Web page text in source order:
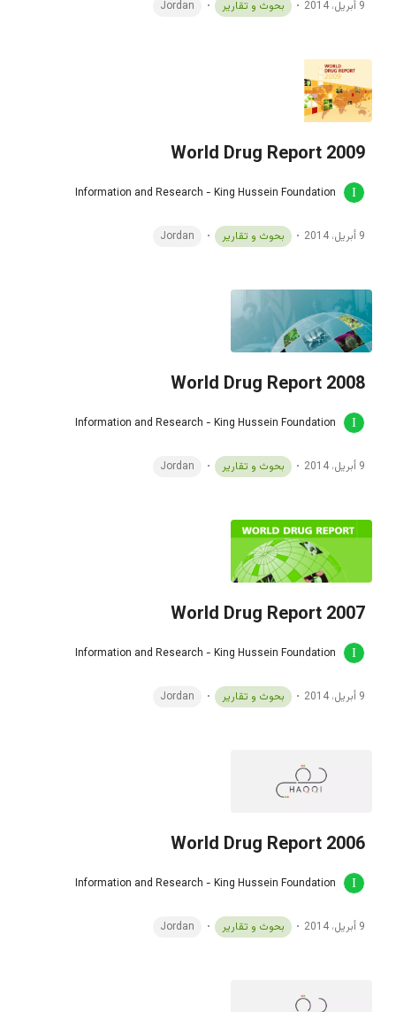
9 أبريل، 2014 بحوث و تقارير Jordan
World Drug Report 2009
Information and Research - King Hussein Foundation
9 أبريل، 2014 بحوث و تقارير Jordan
World Drug Report 2008
Information and Research - King Hussein Foundation
9 أبريل، 2014 بحوث و تقارير Jordan
World Drug Report 2007
Information and Research - King Hussein Foundation
9 أبريل، 2014 بحوث و تقارير Jordan
World Drug Report 2006
Information and Research - King Hussein Foundation
9 أبريل، 2014 بحوث و تقارير Jordan